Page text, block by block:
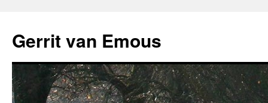
de
inhoud
Gerrit van Emous